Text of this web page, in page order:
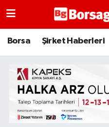
Borsa Şirket Haberleri
Borsa
Emtia
Galeri